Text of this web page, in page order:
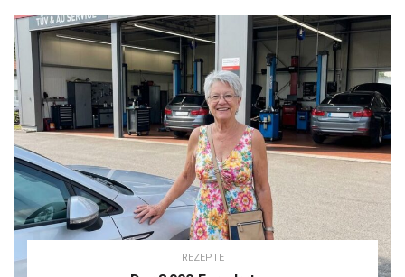
REZEPTE